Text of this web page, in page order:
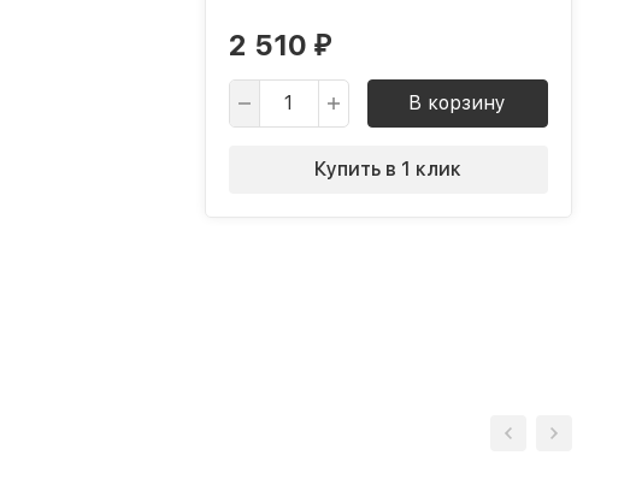
2 510 ₽
В корзину
Купить в 1 клик